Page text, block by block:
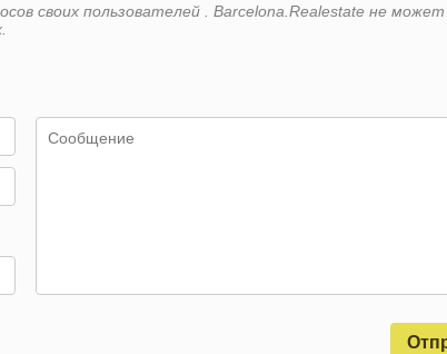
своих пользователей . Barcelona.Realestate не может